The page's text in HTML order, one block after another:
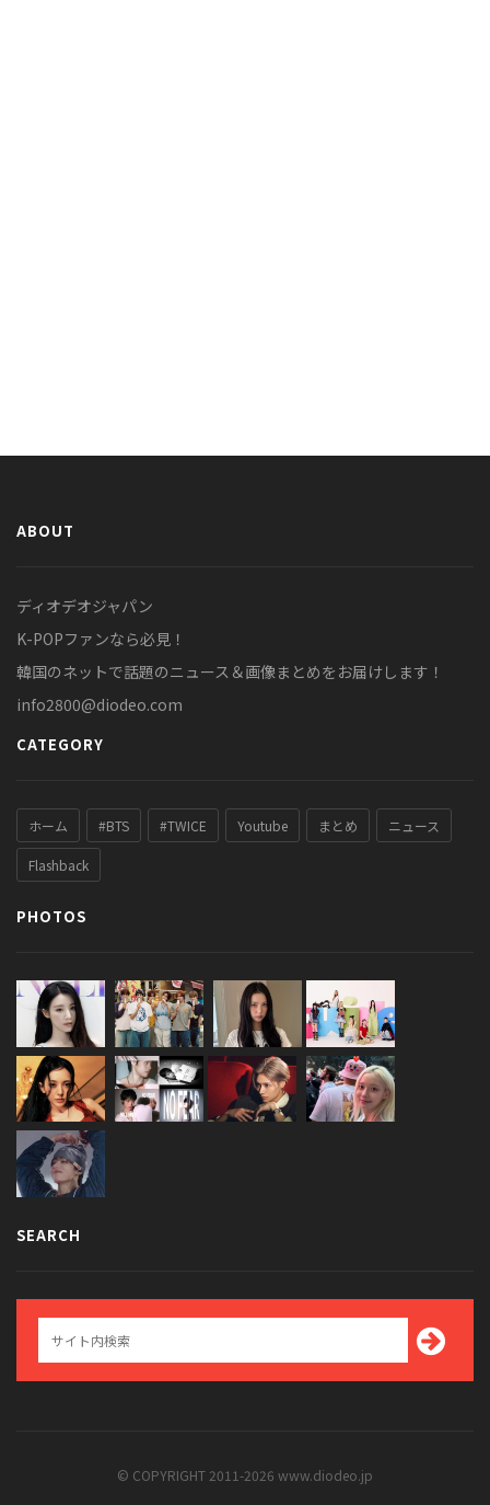
ABOUT
ディオデオジャパン
K-POPファンなら必見！
韓国のネットで話題のニュース＆画像まとめをお届けします！
info2800@diodeo.com
CATEGORY
ホーム #BTS #TWICE Youtube まとめ ニュース
Flashback
PHOTOS
SEARCH
© COPYRIGHT 2011-2026 www.diodeo.jp